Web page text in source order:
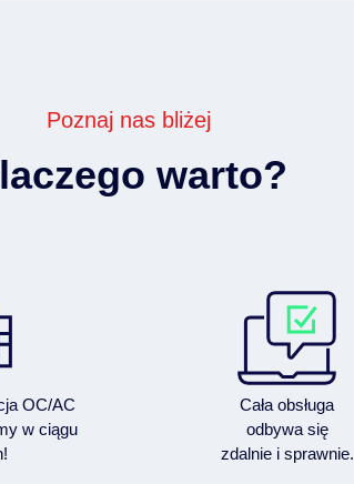
Poznaj nas bliżej
warto?
OC/AC
w ciągu
Cała obsługa
odbywa się
zdalnie i sprawnie.